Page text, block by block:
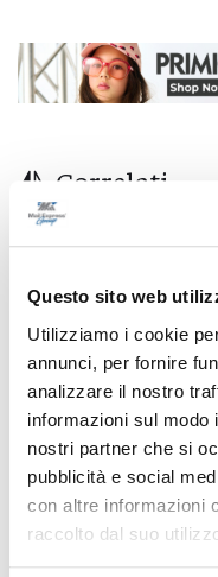
Questo sito web
Utilizziamo i cookie
annunci, per fornire
analizzare il nostro
informazioni sul
nostri partner che si
pubblicità e social
con altre informazioni
raccolto dal suo
Correlati